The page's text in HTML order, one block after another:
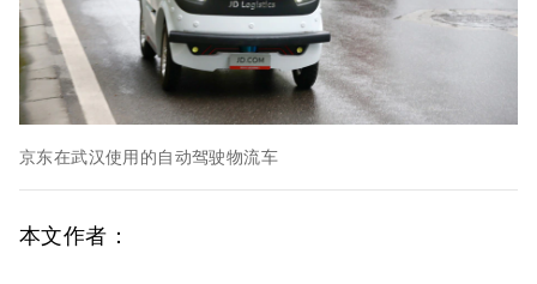
京东在武汉使用的自动驾驶物流车
本文作者：